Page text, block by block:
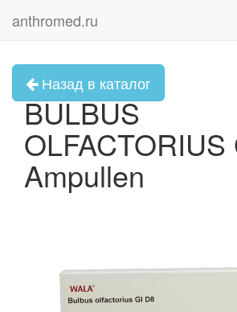
anthromed.ru
Назад в каталог
BULBUS
OLFACTORIUS
Ampullen